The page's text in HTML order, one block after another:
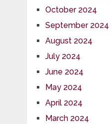
October 2024
September 2024
August 2024
July 2024
June 2024
May 2024
April 2024
March 2024